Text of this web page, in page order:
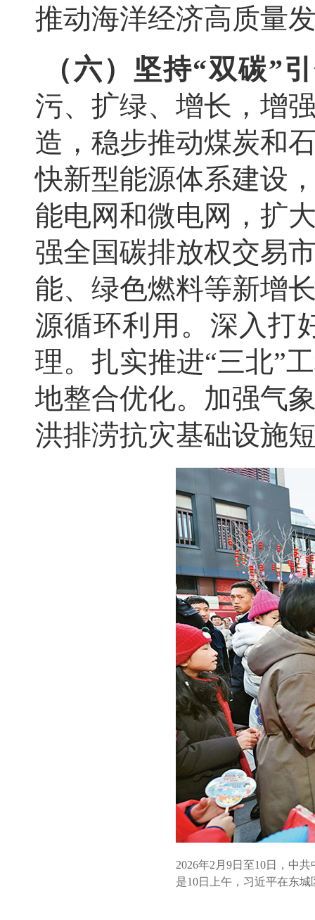
推动海洋经济高质量
（六）坚持“双碳”
污、扩绿、增长，增
造，稳步推动煤炭和
快新型能源体系建设
能电网和微电网，扩
强全国碳排放权交易
能、绿色燃料等新增
源循环利用。深入打
理。扎实推进“三北”
地整合优化。加强气
洪排涝抗灾基础设施
2026年2月9日至10日，中
是10日上午，习近平在东